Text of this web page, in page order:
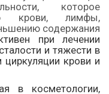
которое
крови, лимфы,
содержания
при лечении
и тяжести в
циркуляции крови и
в косметологии,